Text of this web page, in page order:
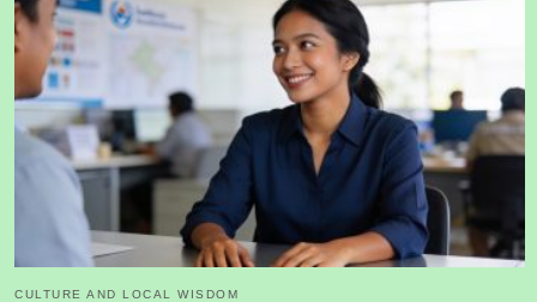
CULTURE AND LOCAL WISDOM